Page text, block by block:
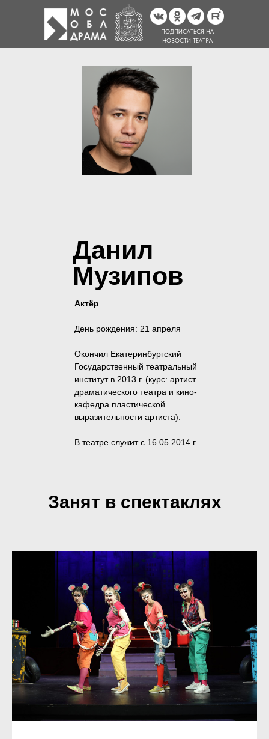
ПОДПИСАТЬСЯ НА
НОВОСТИ ТЕАТРА
Данил
Музипов
Актёр
День рождения: 21 апреля
Окончил Екатеринбургский
Государственный театральный
институт в 2013 г. (курс: артист
драматического театра и кино-
кафедра пластической
выразительности артиста).
В театре служит с 16.05.2014 г.
Занят в спектаклях